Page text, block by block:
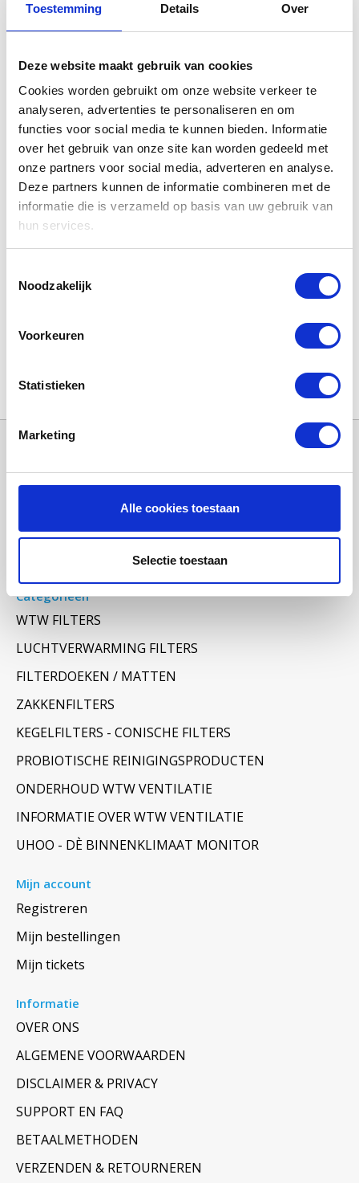
Toestemming Details Over
Deze website maakt gebruik van cookies
Cookies worden gebruikt om onze website verkeer te
analyseren, advertenties te personaliseren en om
functies voor social media te kunnen bieden. Informatie
over het gebruik van onze site kan worden gedeeld met
onze partners voor social media, adverteren en analyse.
Deze partners kunnen de informatie combineren met de
informatie die is verzameld op basis van uw gebruik van
hun services.
Noodzakelijk
Voorkeuren
Statistieken
Marketing
Alle cookies toestaan
Selectie toestaan
HRV Q PLUS 2.75
€12,95
HRV Q PLUS 1.5
€12,95
HRV10.25 Q Plus Eco HRV Q PLUS 2.85
Categorieën
WTW FILTERS
LUCHTVERWARMING FILTERS
FILTERDOEKEN / MATTEN
ZAKKENFILTERS
KEGELFILTERS - CONISCHE FILTERS
PROBIOTISCHE REINIGINGSPRODUCTEN
ONDERHOUD WTW VENTILATIE
INFORMATIE OVER WTW VENTILATIE
UHOO - DÈ BINNENKLIMAAT MONITOR
Mijn account
Registreren
Mijn bestellingen
Mijn tickets
Informatie
OVER ONS
ALGEMENE VOORWAARDEN
DISCLAIMER & PRIVACY
SUPPORT EN FAQ
BETAALMETHODEN
VERZENDEN & RETOURNEREN